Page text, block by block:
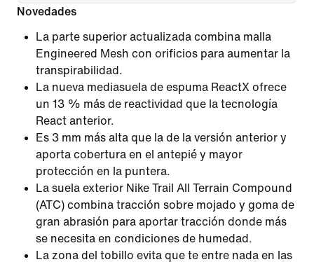
Novedades
La parte superior actualizada combina malla
Engineered Mesh con orificios para aumentar la
transpirabilidad.
La nueva mediasuela de espuma ReactX ofrece
un 13 % más de reactividad que la tecnología
React anterior.
Es 3 mm más alta que la de la versión anterior y
aporta cobertura en el antepié y mayor
protección en la puntera.
La suela exterior Nike Trail All Terrain Compound
(ATC) combina tracción sobre mojado y goma de
gran abrasión para aportar tracción donde más
se necesita en condiciones de humedad.
La zona del tobillo evita que te entre nada en las